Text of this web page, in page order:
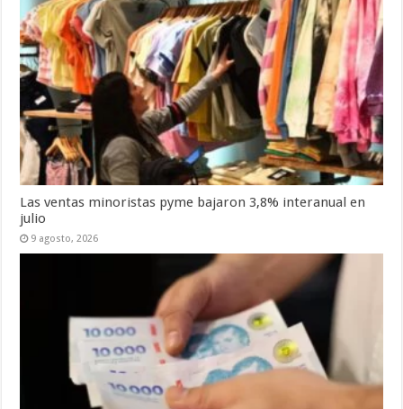
Las ventas minoristas pyme bajaron 3,8% interanual en
julio
9 agosto, 2026